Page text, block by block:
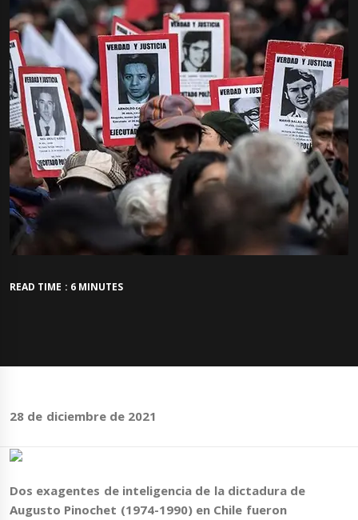
READ TIME : 6 MINUTES
28 de diciembre de 2021
Dos exagentes de inteligencia de la dictadura de
Augusto Pinochet (1974-1990) en Chile fueron